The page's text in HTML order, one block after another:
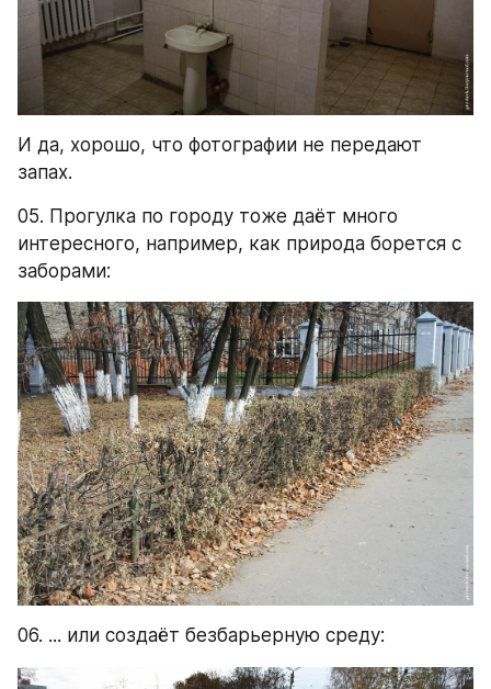
И да, хорошо, что фотографии не передают
запах.
05. Прогулка по городу тоже даёт много
интересного, например, как природа борется с
заборами:
06. ... или создаёт безбарьерную среду: